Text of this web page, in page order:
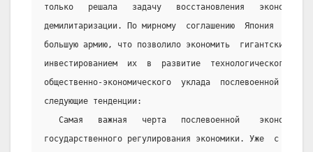
только   решала   задачу   восстановления
демилитаризации. По мирному  соглашению  Япония  не
большую армию, что позволило экономить  гигантские
инвестированием  их  в  развитие  технологического
общественно-экономического  уклада  послевоенной
следующие тенденции:
Самая   важная   черта   послевоенной    экономики
государственного регулирования экономики. Уже  с